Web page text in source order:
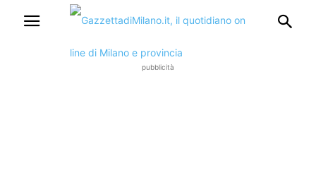
pubblicità